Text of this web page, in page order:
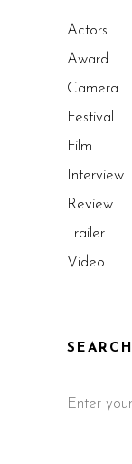
Actors
Award
Camera
Festival
Film
Interview
Review
Trailer
Video
SEARCH
for: